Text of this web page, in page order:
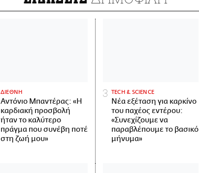
ΔΙΕΘΝΗ
Αντόνιο Μπαντέρας: «Η
καρδιακή προσβολή
ήταν το καλύτερο
πράγμα που συνέβη ποτέ
στη ζωή μου»
ΤECH & SCIENCE
Νέα εξέταση για καρκίνο
του παχέος εντέρου:
«Συνεχίζουμε να
παραβλέπουμε το βασικό
μήνυμα»